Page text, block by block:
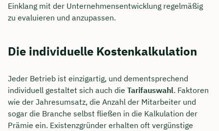
Einklang mit der Unternehmensentwicklung regelmäßig
zu evaluieren und anzupassen.
Die individuelle Kostenkalkulation
Jeder Betrieb ist einzigartig, und dementsprechend
individuell gestaltet sich auch die Tarifauswahl. Faktoren
wie der Jahresumsatz, die Anzahl der Mitarbeiter und
sogar die Branche selbst fließen in die Kalkulation der
Prämie ein. Existenzgründer erhalten oft vergünstige